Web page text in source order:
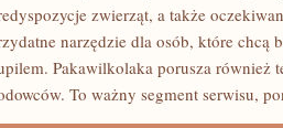
zwierząt, a także
narzędzie dla osób, które chcą
Pakawilkolaka porusza również
To ważny segment serwisu,